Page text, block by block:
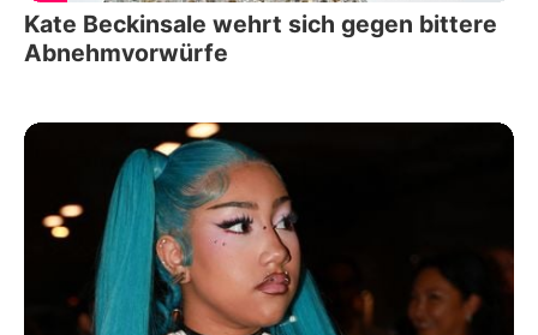
Kate Beckinsale wehrt sich gegen bittere
Abnehmvorwürfe